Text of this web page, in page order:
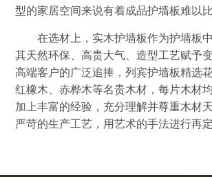
型的家居空间来说有着成品护墙板难以
在选材上，实木护墙板作为护墙板中
其天然环保、高贵大气、造型工艺赋予
高端客户的广泛追捧，列宾护墙板精选
红橡木、赤桦木等名贵木材，每片木材
加上丰富的经验，充分理解并尊重木材
严苛的生产工艺，用艺术的手法进行再